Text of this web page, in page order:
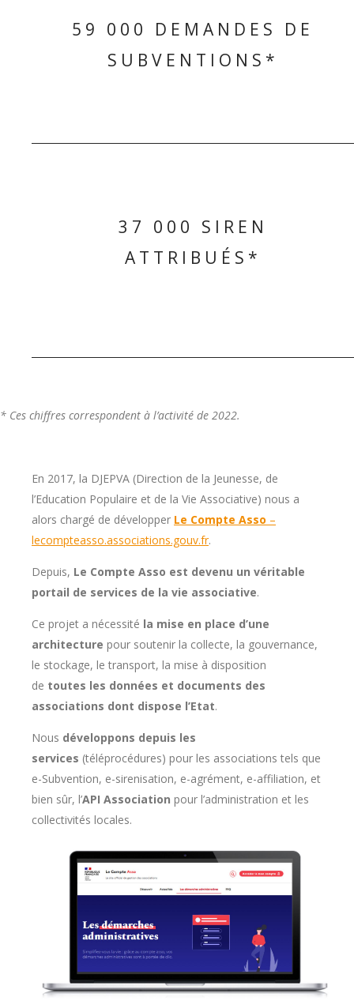
59 000 DEMANDES DE
SUBVENTIONS*
37 000 SIREN
ATTRIBUÉS*
* Ces chiffres correspondent à l’activité de 2022.
En 2017, la DJEPVA (Direction de la Jeunesse, de
l’Education Populaire et de la Vie Associative) nous a
alors chargé de développer Le Compte Asso –
lecompteasso.associations.gouv.fr.
Depuis, Le Compte Asso est devenu un véritable
portail de services de la vie associative.
Ce projet a nécessité la mise en place d’une
architecture pour soutenir la collecte, la gouvernance,
le stockage, le transport, la mise à disposition
de toutes les données et documents des
associations dont dispose l’Etat.
Nous développons depuis les
services (téléprocédures) pour les associations tels que
e-Subvention, e-sirenisation, e-agrément, e-affiliation, et
bien sûr, l’API Association pour l’administration et les
collectivités locales.